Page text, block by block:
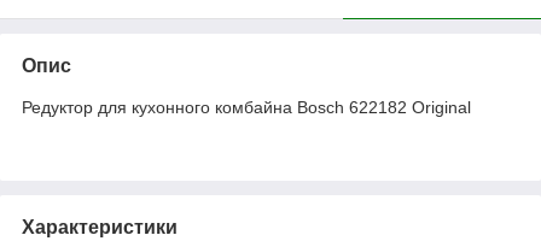
Опис
Редуктор для кухонного комбайна Bosch 622182 Original
Характеристики